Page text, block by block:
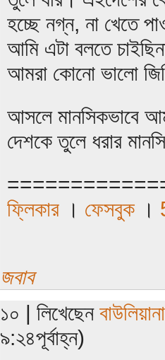
হচ্ছে নগ্ন, না খেতে
আমি এটা বলতে
আমরা কোনো ভালো
আসলে মানসিকভাবে
দেশকে তুলে ধরার
ফ্লিকার। ফেসবুক।
জবাব
১০ | লিখেছেন বাউলিয়ানা
৯:২৪পূর্বাহ্ন)